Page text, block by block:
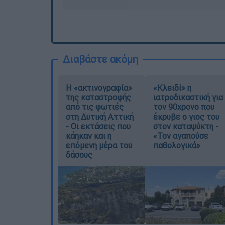
Διαβάστε ακόμη
Η «ακτινογραφία»
της καταστροφής
από τις φωτιές
στη Δυτική Αττική
- Οι εκτάσεις που
κάηκαν και η
επόμενη μέρα του
δάσους
«Κλειδί» η
ιατροδικαστική για
τον 90χρονο που
έκρυβε ο γιος του
στον καταψύκτη -
«Τον αγαπούσε
παθολογικά»